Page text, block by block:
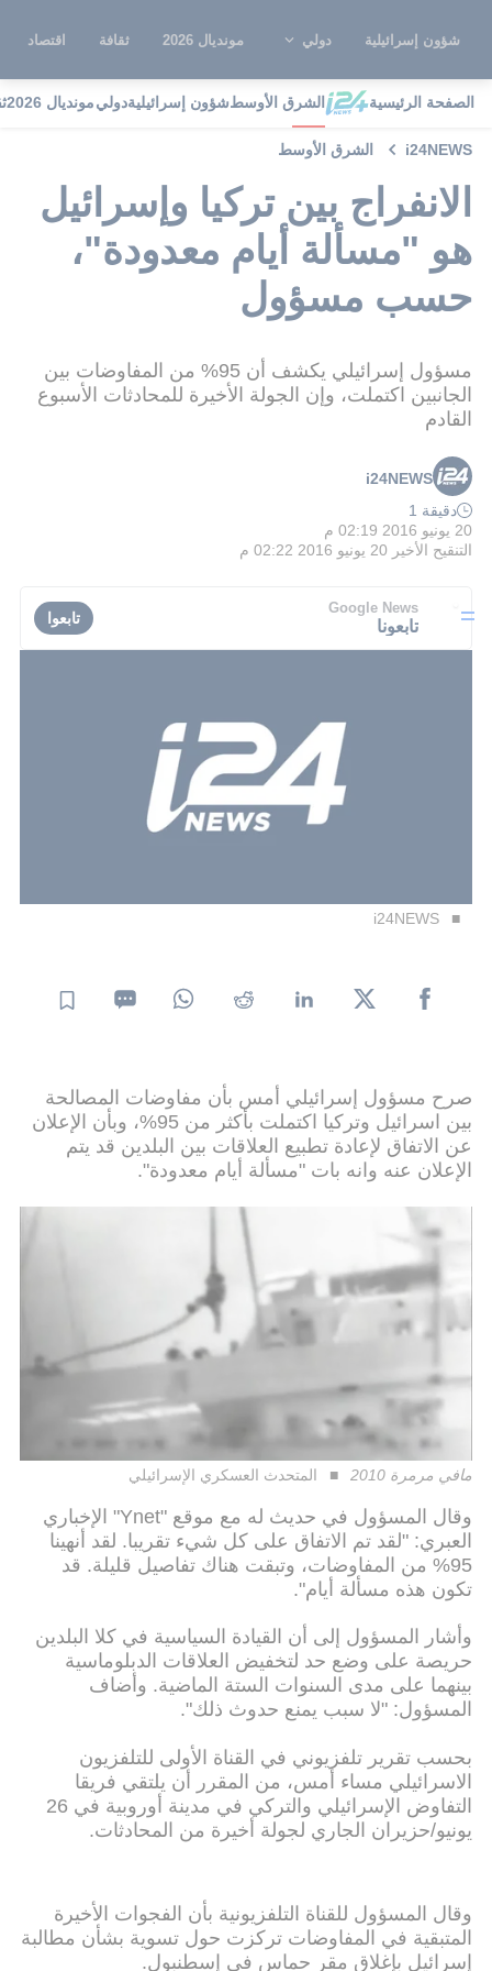
شؤون إسرائيلية دولي مونديال 2026 ثقافة اقتصاد
الصفحة الرئيسية الشرق الأوسطشؤون إسرائيليةدوليمونديال 2026
i24NEWS الشرق الأوسط
الانفراج بين تركيا وإسرائيل
هو "مسألة أيام معدودة"،
حسب مسؤول
مسؤول إسرائيلي يكشف أن 95% من المفاوضات بين
الجانبين اكتملت، وإن الجولة الأخيرة للمحادثات الأسبوع
القادم
i24NEWS
دقيقة 1
20 يونيو 2016 02:19 م
التنقيح الأخير 20 يونيو 2016 02:22 م
Google News
تابعونا تابعوا
i24NEWS
صرح مسؤول إسرائيلي أمس بأن مفاوضات المصالحة
بين اسرائيل وتركيا اكتملت بأكثر من 95%، وبأن الإعلان
عن الاتفاق لإعادة تطبيع العلاقات بين البلدين قد يتم
الإعلان عنه وانه بات "مسألة أيام معدودة".
مافي مرمرة 2010 المتحدث العسكري الإسرائيلي
وقال المسؤول في حديث له مع موقع "Ynet" الإخباري
العبري: "لقد تم الاتفاق على كل شيء تقريبا. لقد أنهينا
95% من المفاوضات، وتبقت هناك تفاصيل قليلة. قد
تكون هذه مسألة أيام".
وأشار المسؤول إلى أن القيادة السياسية في كلا البلدين
حريصة على وضع حد لتخفيض العلاقات الدبلوماسية
بينهما على مدى السنوات الستة الماضية. وأضاف
المسؤول: "لا سبب يمنع حدوث ذلك".
بحسب تقرير تلفزيوني في القناة الأولى للتلفزيون
الاسرائيلي مساء أمس، من المقرر أن يلتقي فريقا
التفاوض الإسرائيلي والتركي في مدينة أوروبية في 26
يونيو/حزيران الجاري لجولة أخيرة من المحادثات.
وقال المسؤول للقناة التلفزيونية بأن الفجوات الأخيرة
المتبقية في المفاوضات تركزت حول تسوية بشأن مطالبة
إسرائيل بإغلاق مقر حماس في إسطنبول.